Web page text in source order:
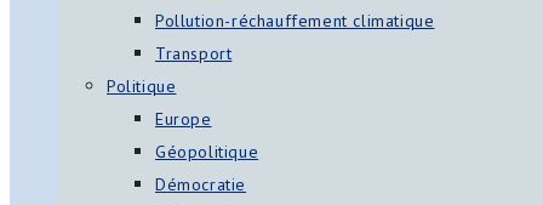
Pollution-réchauffement climatique
Transport
Politique
Europe
Géopolitique
Démocratie